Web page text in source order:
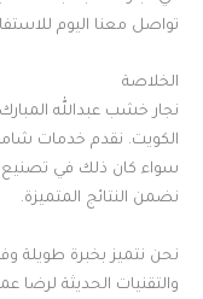
تواصل معنا اليوم
الخلاصة
نجار خشب عبدالله
الكويت. نقدم خدمات
سواء كان ذلك في تصنيع
نضمن النتائج المتميزة.
نحن نتميز بخبرة طويلة
والتقنيات الحديثة لرضا